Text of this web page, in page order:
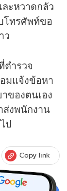
ะหวาดกลัว
โทรศัพท์ขอ
ว
ตำรวจ
มแจ้งข้อหา
ของตนเอง
ส่งพนักงาน
ป
Copy link